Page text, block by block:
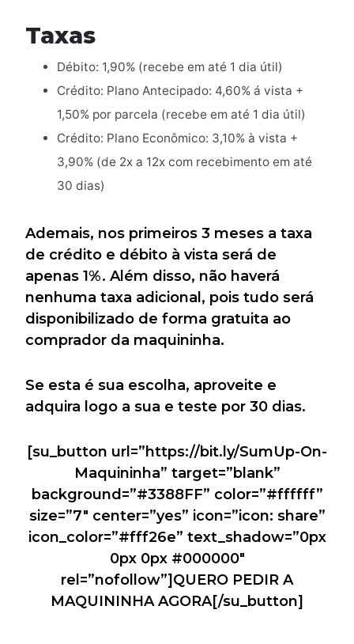
Taxas
Débito: 1,90% (recebe em até 1 dia útil)
Crédito: Plano Antecipado: 4,60% á vista +
1,50% por parcela (recebe em até 1 dia útil)
Crédito: Plano Econômico: 3,10% à vista +
3,90% (de 2x a 12x com recebimento em até
30 dias)
Ademais, nos primeiros 3 meses a taxa
de crédito e débito à vista será de
apenas 1%. Além disso, não haverá
nenhuma taxa adicional, pois tudo será
disponibilizado de forma gratuita ao
comprador da maquininha.
Se esta é sua escolha, aproveite e
adquira logo a sua e teste por 30 dias.
[su_button url=”https://bit.ly/SumUp-On-
Maquininha” target=”blank”
background=”#3388FF” color=”#ffffff”
size=”7″ center=”yes” icon=”icon: share”
icon_color=”#fff26e” text_shadow=”0px
0px 0px #000000″
rel=”nofollow”]QUERO PEDIR A
MAQUININHA AGORA[/su_button]